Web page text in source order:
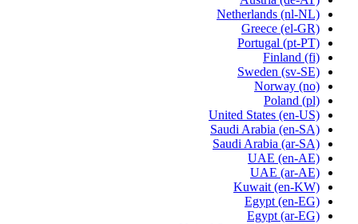
Netherlands (nl-NL)
Greece (el-GR)
Portugal (pt-PT)
Finland (fi)
Sweden (sv-SE)
Norway (no)
Poland (pl)
United States (en-US)
Saudi Arabia (en-SA)
Saudi Arabia (ar-SA)
UAE (en-AE)
UAE (ar-AE)
Kuwait (en-KW)
Egypt (en-EG)
Egypt (ar-EG)